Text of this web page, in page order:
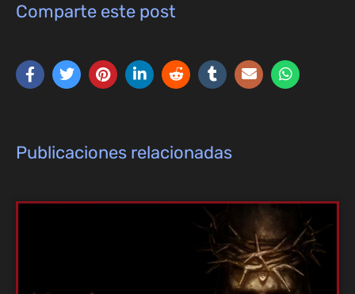
Comparte este post
Publicaciones relacionadas